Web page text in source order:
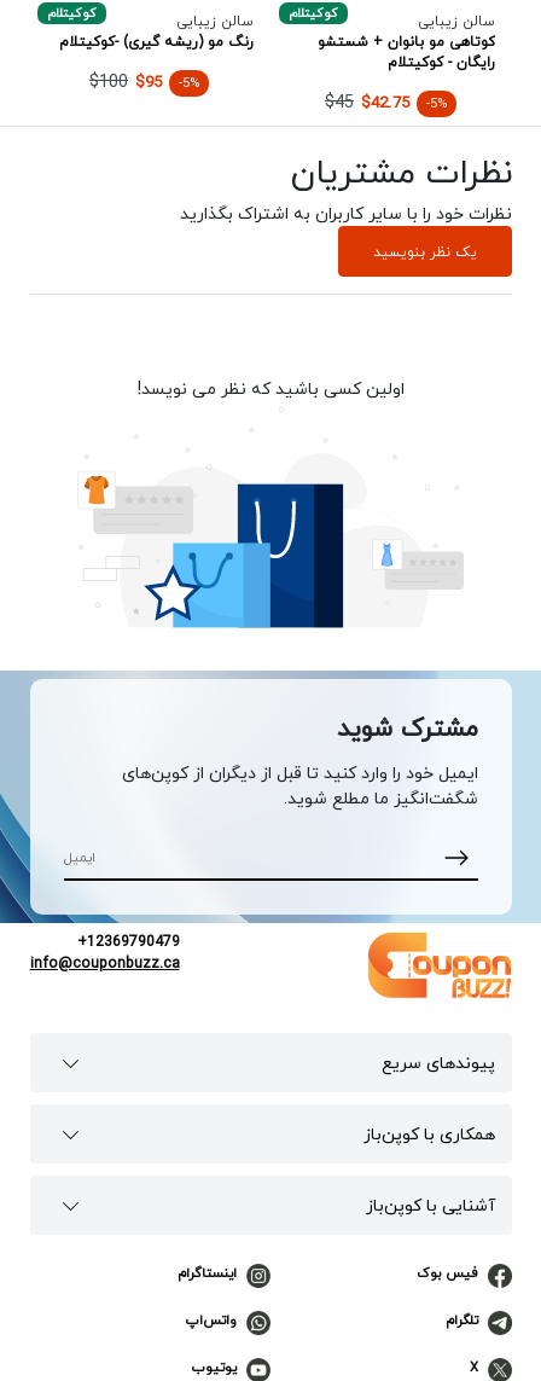
کوکیتلام
سالن زیبایی
کوتاهی مو بانوان + شستشو
رایگان - کوکیتلام
$45 $42.75 -5%
کوکیتلام
سالن زیبایی
رنگ مو (ریشه گیری) -کوکیتلام
$100 $95 -5%
نظرات مشتریان
نظرات خود را با سایر کاربران به اشتراک بگذارید
یک نظر بنویسید
اولین کسی باشید که نظر می نویسد!
مشترک شوید
ایمیل خود را وارد کنید تا قبل از دیگران از کوپن‌های
شگفت‌انگیز ما مطلع شوید.
+12369790479
info@couponbuzz.ca
پیوند‌های سریع
همکاری با کوپن‌باز
آشنایی با کوپن‌باز
فیس بوک اینستاگرام
تلگرام واتس‌اپ
X یوتیوب